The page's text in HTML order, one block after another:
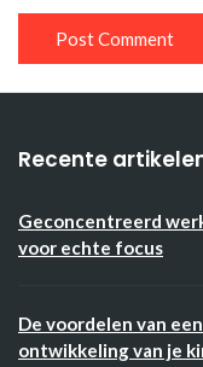
Recente
Geconcentreerd
voor echte focus
De voordelen van
ontwikkeling van je